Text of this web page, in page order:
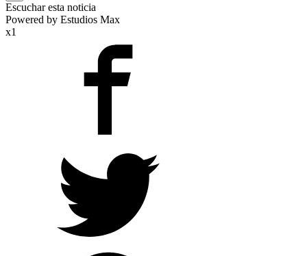
Escuchar esta noticia
Powered by Estudios Max
x1